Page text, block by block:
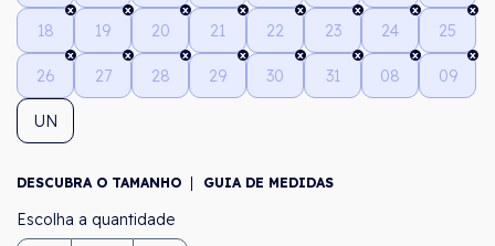
18 19 20 21 22 23 24 25
26 27 28 29 30 31 08 09
UN
DESCUBRA O TAMANHO GUIA DE MEDIDAS